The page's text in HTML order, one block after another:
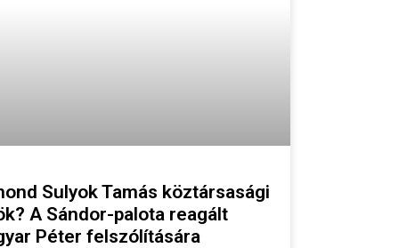
Sulyok Tamás köztársasági
A Sándor-palota reagált
Péter felszólítására